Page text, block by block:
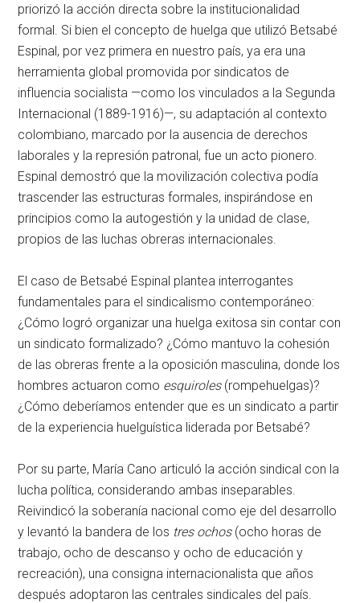
priorizó la acción directa sobre la institucionalidad
formal. Si bien el concepto de huelga que utilizó Betsabé
Espinal, por vez primera en nuestro país, ya era una
herramienta global promovida por sindicatos de
influencia socialista —como los vinculados a la Segunda
Internacional (1889-1916)—, su adaptación al contexto
colombiano, marcado por la ausencia de derechos
laborales y la represión patronal, fue un acto pionero.
Espinal demostró que la movilización colectiva podía
trascender las estructuras formales, inspirándose en
principios como la autogestión y la unidad de clase,
propios de las luchas obreras internacionales.
El caso de Betsabé Espinal plantea interrogantes
fundamentales para el sindicalismo contemporáneo:
¿Cómo logró organizar una huelga exitosa sin contar con
un sindicato formalizado? ¿Cómo mantuvo la cohesión
de las obreras frente a la oposición masculina, donde los
hombres actuaron como esquiroles(rompehuelgas)?
¿Cómo deberíamos entender que es un sindicato a partir
de la experiencia huelguística liderada por Betsabé?
Por su parte, María Cano articuló la acción sindical con la
lucha política, considerando ambas inseparables.
Reivindicó la soberanía nacional como eje del desarrollo
y levantó la bandera de los tres ochos(ocho horas de
trabajo, ocho de descanso y ocho de educación y
recreación), una consigna internacionalista que años
después adoptaron las centrales sindicales del país.